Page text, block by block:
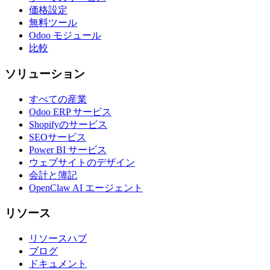
価格設定
無料ツール
Odoo モジュール
比較
ソリューション
すべての産業
Odoo ERP サービス
Shopifyのサービス
SEOサービス
Power BI サービス
ウェブサイトのデザイン
会計と簿記
OpenClaw AI エージェント
リソース
リソースハブ
ブログ
ドキュメント